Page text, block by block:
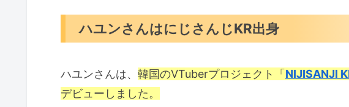
ハユンさんはにじさんじKR出身
ハユンさんは、 韓国のVTuberプロジェクト「 NIJISANJI
デビューしました。